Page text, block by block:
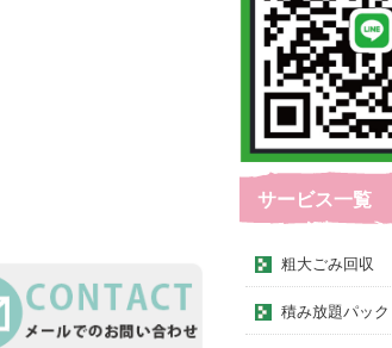
サービス一覧
粗大ごみ回収
積み放題パック